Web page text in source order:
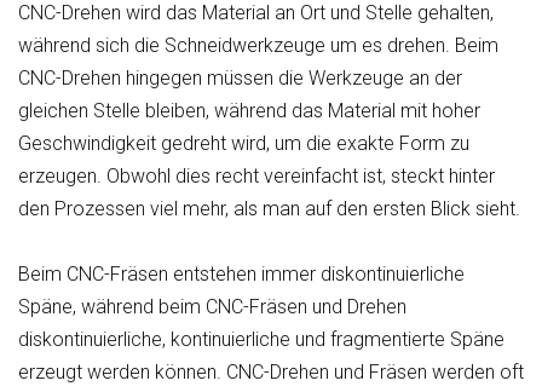
CNC-Drehen wird das Material an Ort und Stelle gehalten,
während sich die Schneidwerkzeuge um es drehen. Beim
CNC-Drehen hingegen müssen die Werkzeuge an der
gleichen Stelle bleiben, während das Material mit hoher
Geschwindigkeit gedreht wird, um die exakte Form zu
erzeugen. Obwohl dies recht vereinfacht ist, steckt hinter
den Prozessen viel mehr, als man auf den ersten Blick sieht.
Beim CNC-Fräsen entstehen immer diskontinuierliche
Späne, während beim CNC-Fräsen und Drehen
diskontinuierliche, kontinuierliche und fragmentierte Späne
erzeugt werden können. CNC-Drehen und Fräsen werden oft